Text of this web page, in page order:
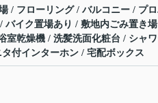
/ フローリング / バルコニー / プ
バイク置場あり / 敷地内ごみ置き
室乾燥機 / 洗髪洗面化粧台 / シャ
付インターホン / 宅配ボックス